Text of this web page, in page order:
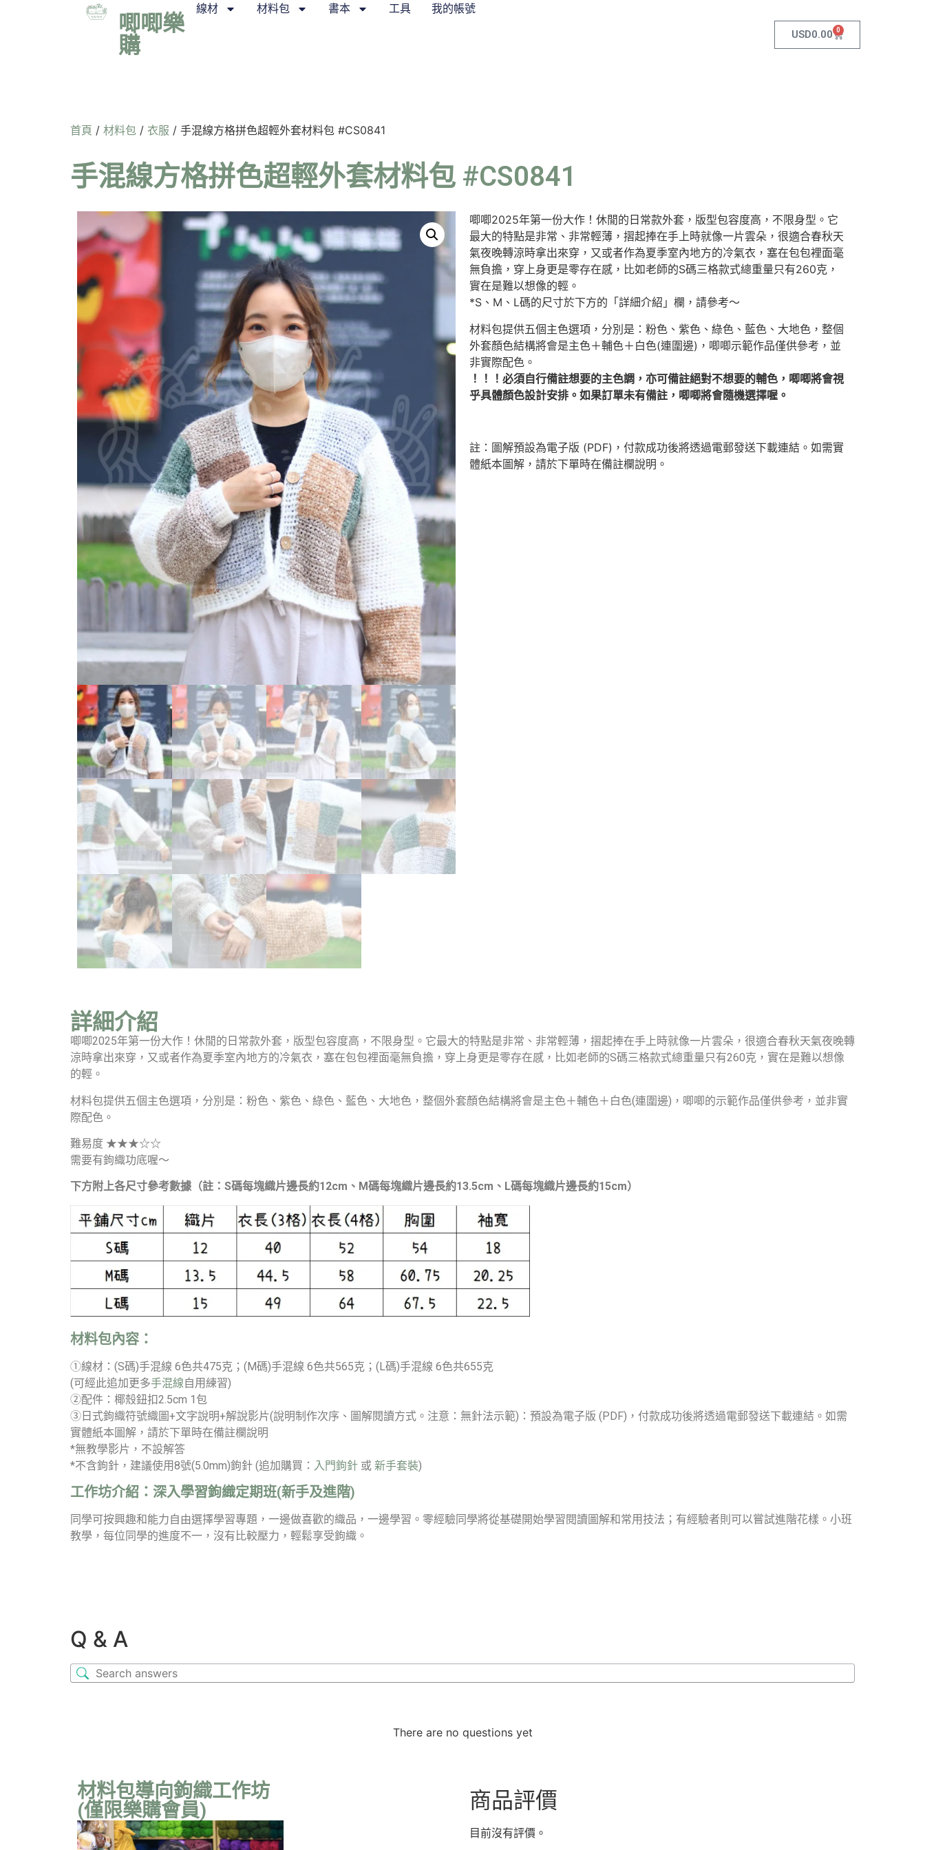
唧唧樂
購
線材 材料包 書本 工具 我的帳號
USD0.00 0
首頁 / 材料包 / 衣服 / 手混線方格拼色超輕外套材料包 #CS0841
手混線方格拼色超輕外套材料包 #CS0841
唧唧2025年第一份大作！休閒的日常款外套，版型包容度高，不限身型。它
最大的特點是非常、非常輕薄，摺起捧在手上時就像一片雲朵，很適合春秋天
氣夜晚轉涼時拿出來穿，又或者作為夏季室內地方的冷氣衣，塞在包包裡面毫
無負擔，穿上身更是零存在感，比如老師的S碼三格款式總重量只有260克，
實在是難以想像的輕。
*S、M、L碼的尺寸於下方的「詳細介紹」欄，請參考～
材料包提供五個主色選項，分別是：粉色、紫色、綠色、藍色、大地色，整個
外套顏色結構將會是主色＋輔色＋白色(連圍邊)，唧唧示範作品僅供參考，並
非實際配色。
！！！必須自行備註想要的主色調，亦可備註絕對不想要的輔色，唧唧將會視
乎具體顏色設計安排。如果訂單未有備註，唧唧將會隨機選擇喔。
註：圖解預設為電子版 (PDF)，付款成功後將透過電郵發送下載連結。如需實
體紙本圖解，請於下單時在備註欄說明。
詳細介紹
唧唧2025年第一份大作！休閒的日常款外套，版型包容度高，不限身型。它最大的特點是非常、非常輕薄，摺起捧在手上時就像一片雲朵，很適合春秋天氣夜晚轉
涼時拿出來穿，又或者作為夏季室內地方的冷氣衣，塞在包包裡面毫無負擔，穿上身更是零存在感，比如老師的S碼三格款式總重量只有260克，實在是難以想像
的輕。
材料包提供五個主色選項，分別是：粉色、紫色、綠色、藍色、大地色，整個外套顏色結構將會是主色＋輔色＋白色(連圍邊)，唧唧的示範作品僅供參考，並非實
際配色。
難易度 ★★★☆☆
需要有鉤織功底喔～
下方附上各尺寸參考數據（註：S碼每塊織片邊長約12cm、M碼每塊織片邊長約13.5cm、L碼每塊織片邊長約15cm）
材料包內容：
①線材：(S碼)手混線 6色共475克；(M碼)手混線 6色共565克；(L碼)手混線 6色共655克
(可經此追加更多手混線自用練習)
②配件：椰殼鈕扣2.5cm 1包
③日式鉤織符號織圖+文字說明+解說影片(說明制作次序、圖解閱讀方式。注意：無針法示範)：預設為電子版 (PDF)，付款成功後將透過電郵發送下載連結。如需
實體紙本圖解，請於下單時在備註欄說明
*無教學影片，不設解答
*不含鉤針，建議使用8號(5.0mm)鉤針 (追加購買： 入門鉤針 或 新手套裝)
工作坊介紹： 深入學習鉤織定期班(新手及進階)
同學可按興趣和能力自由選擇學習專題，一邊做喜歡的織品，一邊學習。零經驗同學將從基礎開始學習閱讀圖解和常用技法；有經驗者則可以嘗試進階花樣。小班
教學，每位同學的進度不一，沒有比較壓力，輕鬆享受鉤織。
Q & A
There are no questions yet
材料包導向鉤織工作坊
(僅限樂購會員)
商品評價
目前沒有評價。